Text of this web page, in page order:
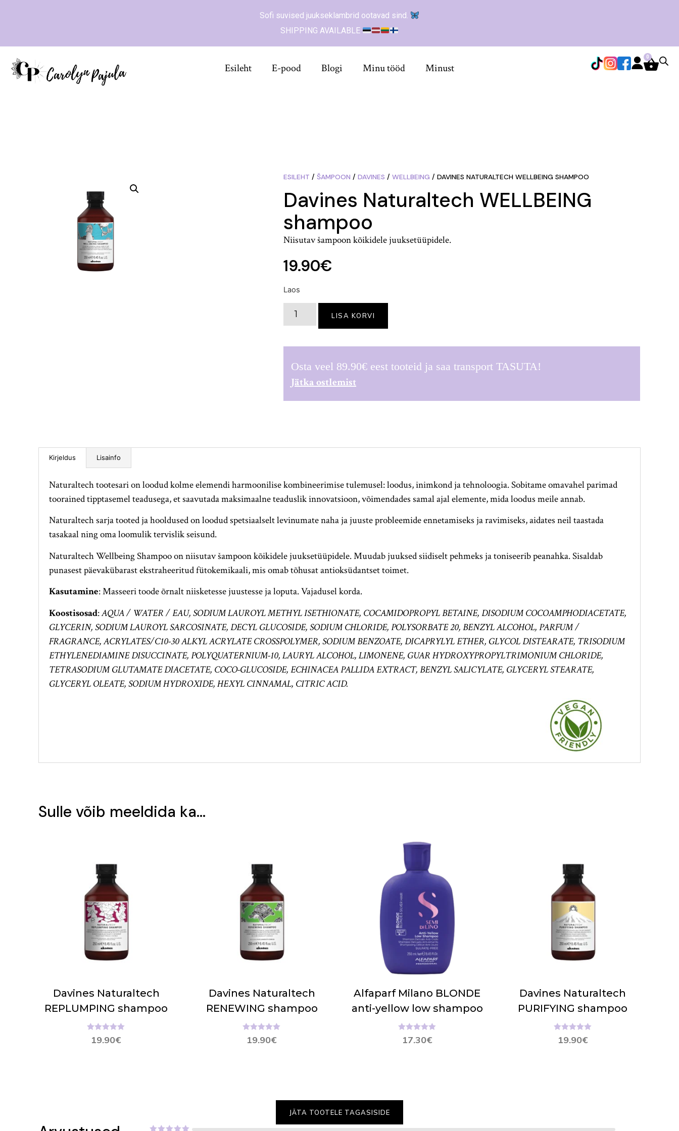
Sofi suvised juukseklambrid ootavad sind.
SHIPPING AVAILABLE
Esileht E-pood Blogi Minu tööd Minust
0
ESILEHT /ŠAMPOON /DAVINES /WELLBEING / DAVINES NATURALTECH WELLBEING SHAMPOO
Davines Naturaltech WELLBEING
shampoo
Niisutav šampoon kõikidele juuksetüüpidele.
19.90€
Laos
LISA KORVI
Osta veel 89.90€ eest tooteid ja saa transport TASUTA!
Jätka ostlemist
Kirjeldus Lisainfo
Naturaltech tootesari on loodud kolme elemendi harmoonilise kombineerimise tulemusel: loodus, inimkond ja tehnoloogia. Sobitame omavahel parimad
toorained tipptasemel teadusega, et saavutada maksimaalne teaduslik innovatsioon, võimendades samal ajal elemente, mida loodus meile annab.
Naturaltech sarja tooted ja hooldused on loodud spetsiaalselt levinumate naha ja juuste probleemide ennetamiseks ja ravimiseks, aidates neil taastada
tasakaal ning oma loomulik tervislik seisund.
Naturaltech Wellbeing Shampoo on niisutav šampoon kõikidele juuksetüüpidele. Muudab juuksed siidiselt pehmeks ja toniseerib peanahka. Sisaldab
punasest päevakübarast ekstraheeritud fütokemikaali, mis omab tõhusat antioksüdantset toimet.
Kasutamine: Masseeri toode õrnalt niisketesse juustesse ja loputa. Vajadusel korda.
Koostisosad:AQUA / WATER / EAU, SODIUM LAUROYL METHYL ISETHIONATE, COCAMIDOPROPYL BETAINE, DISODIUM COCOAMPHODIACETATE,
GLYCERIN, SODIUM LAUROYL SARCOSINATE, DECYL GLUCOSIDE, SODIUM CHLORIDE, POLYSORBATE 20, BENZYL ALCOHOL, PARFUM /
FRAGRANCE, ACRYLATES/C10-30 ALKYL ACRYLATE CROSSPOLYMER, SODIUM BENZOATE, DICAPRYLYL ETHER, GLYCOL DISTEARATE, TRISODIUM
ETHYLENEDIAMINE DISUCCINATE, POLYQUATERNIUM-10, LAURYL ALCOHOL, LIMONENE, GUAR HYDROXYPROPYLTRIMONIUM CHLORIDE,
TETRASODIUM GLUTAMATE DIACETATE, COCO-GLUCOSIDE, ECHINACEA PALLIDA EXTRACT, BENZYL SALICYLATE, GLYCERYL STEARATE,
GLYCERYL OLEATE, SODIUM HYDROXIDE, HEXYL CINNAMAL, CITRIC ACID.
Sulle võib meeldida ka…
Davines Naturaltech
REPLUMPING shampoo
19.90€
Hinnanguga
5.00/ 5
Davines Naturaltech
RENEWING shampoo
19.90€
Hinnanguga
5.00/ 5
Alfaparf Milano BLONDE
anti-yellow low shampoo
17.30€
Hinnanguga
5.00/ 5
Davines Naturaltech
PURIFYING shampoo
19.90€
Hinnanguga
5.00/ 5
JÄTA TOOTELE TAGASISIDE